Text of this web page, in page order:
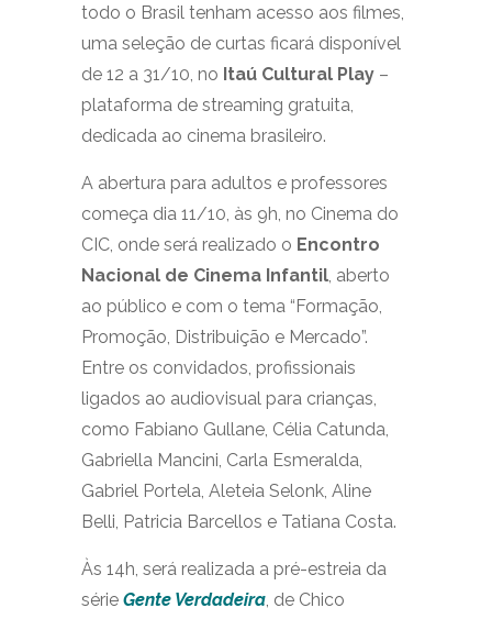
todo o Brasil tenham acesso aos filmes,
uma seleção de curtas ficará disponível
de 12 a 31/10, no Itaú Cultural Play –
plataforma de streaming gratuita,
dedicada ao cinema brasileiro.
A abertura para adultos e professores
começa dia 11/10, às 9h, no Cinema do
CIC, onde será realizado o Encontro
Nacional de Cinema Infantil, aberto
ao público e com o tema “Formação,
Promoção, Distribuição e Mercado”.
Entre os convidados, profissionais
ligados ao audiovisual para crianças,
como Fabiano Gullane, Célia Catunda,
Gabriella Mancini, Carla Esmeralda,
Gabriel Portela, Aleteia Selonk, Aline
Belli, Patricia Barcellos e Tatiana Costa.
Às 14h, será realizada a pré-estreia da
série Gente Verdadeira, de Chico